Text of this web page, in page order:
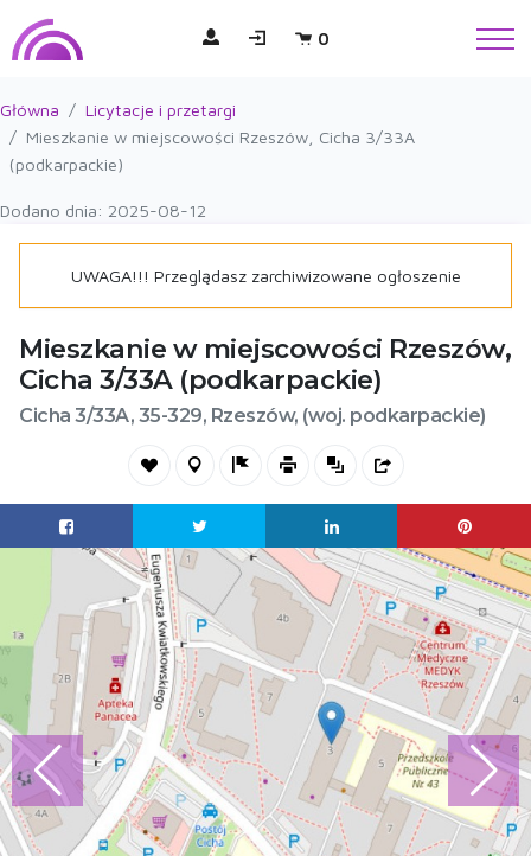
0
Główna
Licytacje i przetargi
Mieszkanie w miejscowości Rzeszów, Cicha 3/33A
(podkarpackie)
Dodano dnia: 2025-08-12
UWAGA!!! Przeglądasz zarchiwizowane ogłoszenie
Mieszkanie w miejscowości Rzeszów,
Cicha 3/33A (podkarpackie)
Cicha 3/33A, 35-329, Rzeszów, (woj. podkarpackie)